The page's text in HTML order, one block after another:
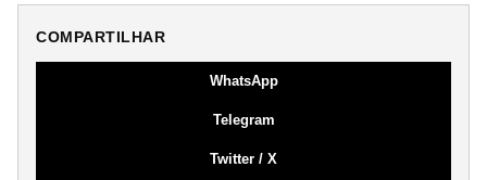
COMPARTILHAR
WhatsApp
Telegram
Twitter / X